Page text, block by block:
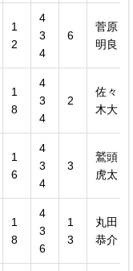
1
2
4
3
4
6
菅原
明良
1
8
4
3
4
2
佐々
木大
1
6
4
3
4
3
鷲頭
虎太
1
8
4
3
6
1
3
丸田
恭介